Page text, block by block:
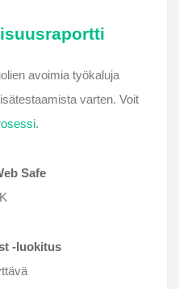
avoimia työkaluja
varten. Voit
.
Safe
-luokitus